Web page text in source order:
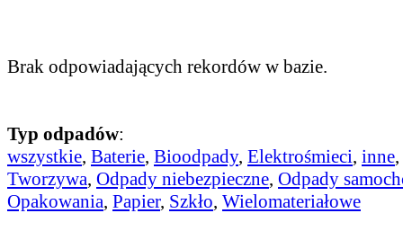
Brak odpowiadających rekordów w bazie.
Typ odpadów:
wszystkie, Baterie, Bioodpady, Elektrośmieci, inne,
Tworzywa, Odpady niebezpieczne, Odpady
Opakowania, Papier, Szkło, Wielomateriałowe